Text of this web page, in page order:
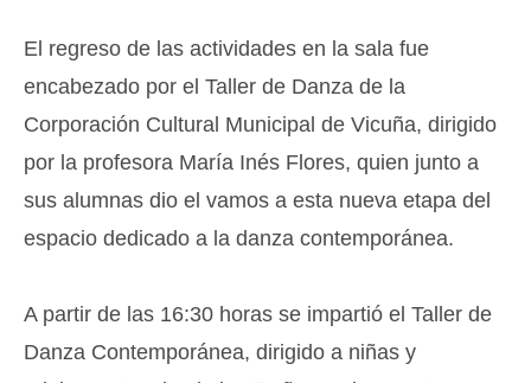
El regreso de las actividades en la sala fue
encabezado por el Taller de Danza de la
Corporación Cultural Municipal de Vicuña, dirigido
por la profesora María Inés Flores, quien junto a
sus alumnas dio el vamos a esta nueva etapa del
espacio dedicado a la danza contemporánea.
A partir de las 16:30 horas se impartió el Taller de
Danza Contemporánea, dirigido a niñas y